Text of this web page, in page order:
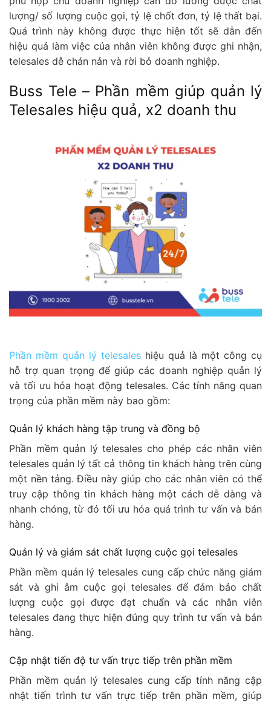
lượng/ số lượng cuộc gọi, tỷ lệ chốt đơn, tỷ lệ thất bại.
Quá trình này không được thực hiện tốt sẽ dẫn đến
hiệu quả làm việc của nhân viên không được ghi nhận,
telesales dễ chán nản và rời bỏ doanh nghiệp.
Buss Tele – Phần mềm giúp quản lý
Telesales hiệu quả, x2 doanh thu
Phần mềm quản lý telesales hiệu quả là một công cụ
hỗ trợ quan trọng để giúp các doanh nghiệp quản lý
và tối ưu hóa hoạt động telesales. Các tính năng quan
trọng của phần mềm này bao gồm:
Quản lý khách hàng tập trung và đồng bộ
Phần mềm quản lý telesales cho phép các nhân viên
telesales quản lý tất cả thông tin khách hàng trên cùng
một nền tảng. Điều này giúp cho các nhân viên có thể
truy cập thông tin khách hàng một cách dễ dàng và
nhanh chóng, từ đó tối ưu hóa quá trình tư vấn và bán
hàng.
Quản lý và giám sát chất lượng cuộc gọi telesales
Phần mềm quản lý telesales cung cấp chức năng giám
sát và ghi âm cuộc gọi telesales để đảm bảo chất
lượng cuộc gọi được đạt chuẩn và các nhân viên
telesales đang thực hiện đúng quy trình tư vấn và bán
hàng.
Cập nhật tiến độ tư vấn trực tiếp trên phần mềm
Phần mềm quản lý telesales cung cấp tính năng cập
nhật tiến trình tư vấn trực tiếp trên phần mềm, giúp